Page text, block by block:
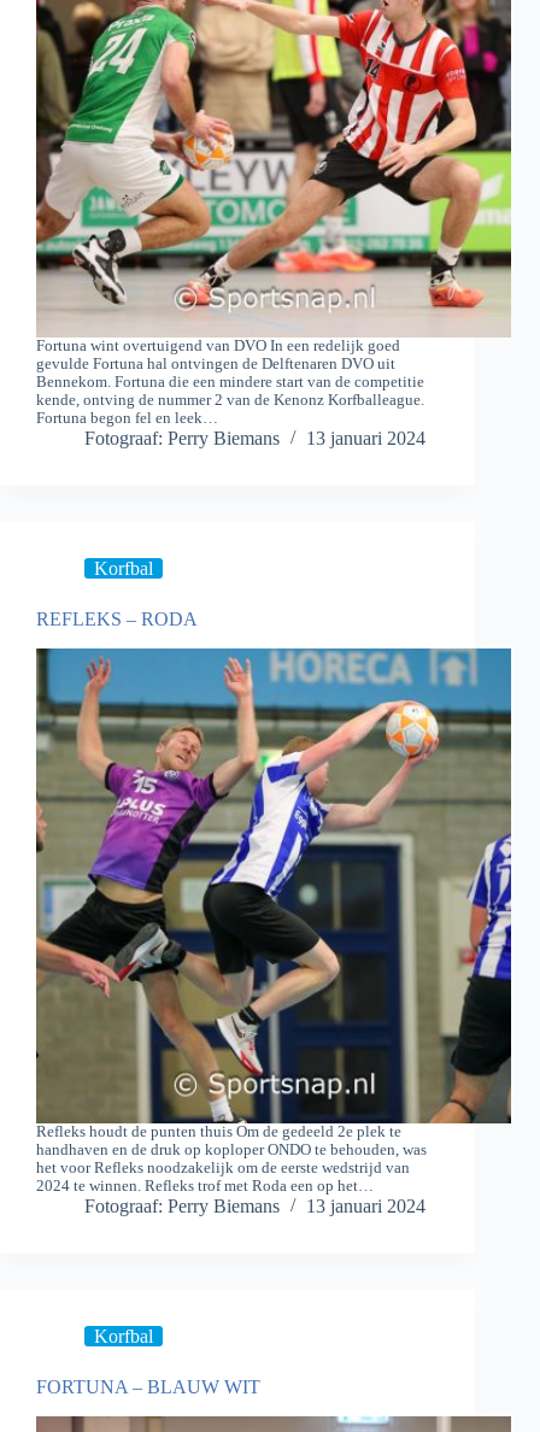
Fortuna wint overtuigend van DVO In een redelijk goed
gevulde Fortuna hal ontvingen de Delftenaren DVO uit
Bennekom. Fortuna die een mindere start van de competitie
kende, ontving de nummer 2 van de Kenonz Korfballeague.
Fortuna begon fel en leek…
Fotograaf: Perry Biemans 13 januari 2024
Korfbal
REFLEKS – RODA
Refleks houdt de punten thuis Om de gedeeld 2e plek te
handhaven en de druk op koploper ONDO te behouden, was
het voor Refleks noodzakelijk om de eerste wedstrijd van
2024 te winnen. Refleks trof met Roda een op het…
Fotograaf: Perry Biemans 13 januari 2024
Korfbal
FORTUNA – BLAUW WIT